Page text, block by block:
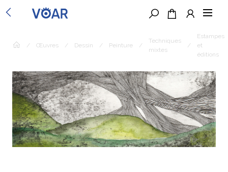
/ Œuvres / Dessin / Peinture /
Techniques
mixtes
/
Estampes
et
éditions